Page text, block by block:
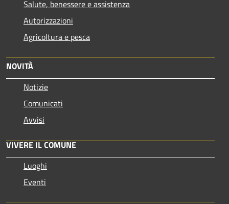
Salute, benessere e assistenza
Autorizzazioni
Agricoltura e pesca
NOVITÀ
Notizie
Comunicati
Avvisi
VIVERE IL COMUNE
Luoghi
Eventi